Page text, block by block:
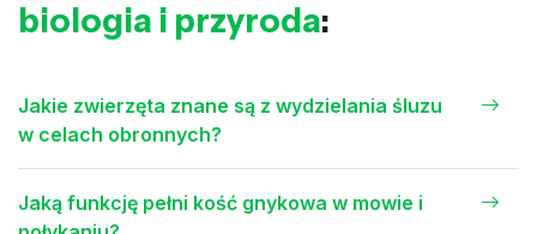
biologia i przyroda:
Jakie zwierzęta znane są z wydzielania śluzu
w celach obronnych?
Jaką funkcję pełni kość gnykowa w mowie i